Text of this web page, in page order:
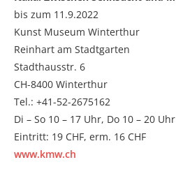
bis zum 11.9.2022
Kunst Museum Winterthur
Reinhart am Stadtgarten
Stadthausstr. 6
CH-8400 Winterthur
Tel.: +41-52-2675162
Di – So 10 – 17 Uhr, Do 10 – 20 Uhr
Eintritt: 19 CHF, erm. 16 CHF
www.kmw.ch